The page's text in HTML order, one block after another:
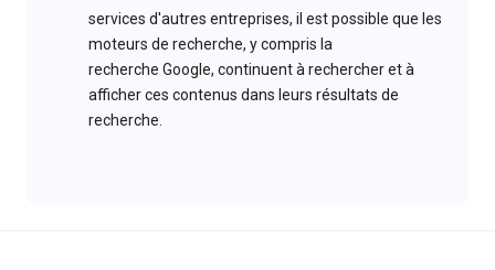
services d'autres entreprises, il est possible que les
moteurs de recherche, y compris la
recherche Google, continuent à rechercher et à
afficher ces contenus dans leurs résultats de
recherche.